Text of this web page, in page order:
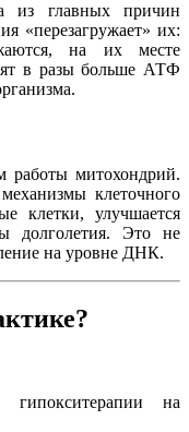
из главных причин
«перезагружает» их:
на их месте
в разы больше АТФ
.
работы митохондрий.
клеточного
клетки, улучшается
долголетия. Это не
на уровне ДНК.
гипокситерапии на